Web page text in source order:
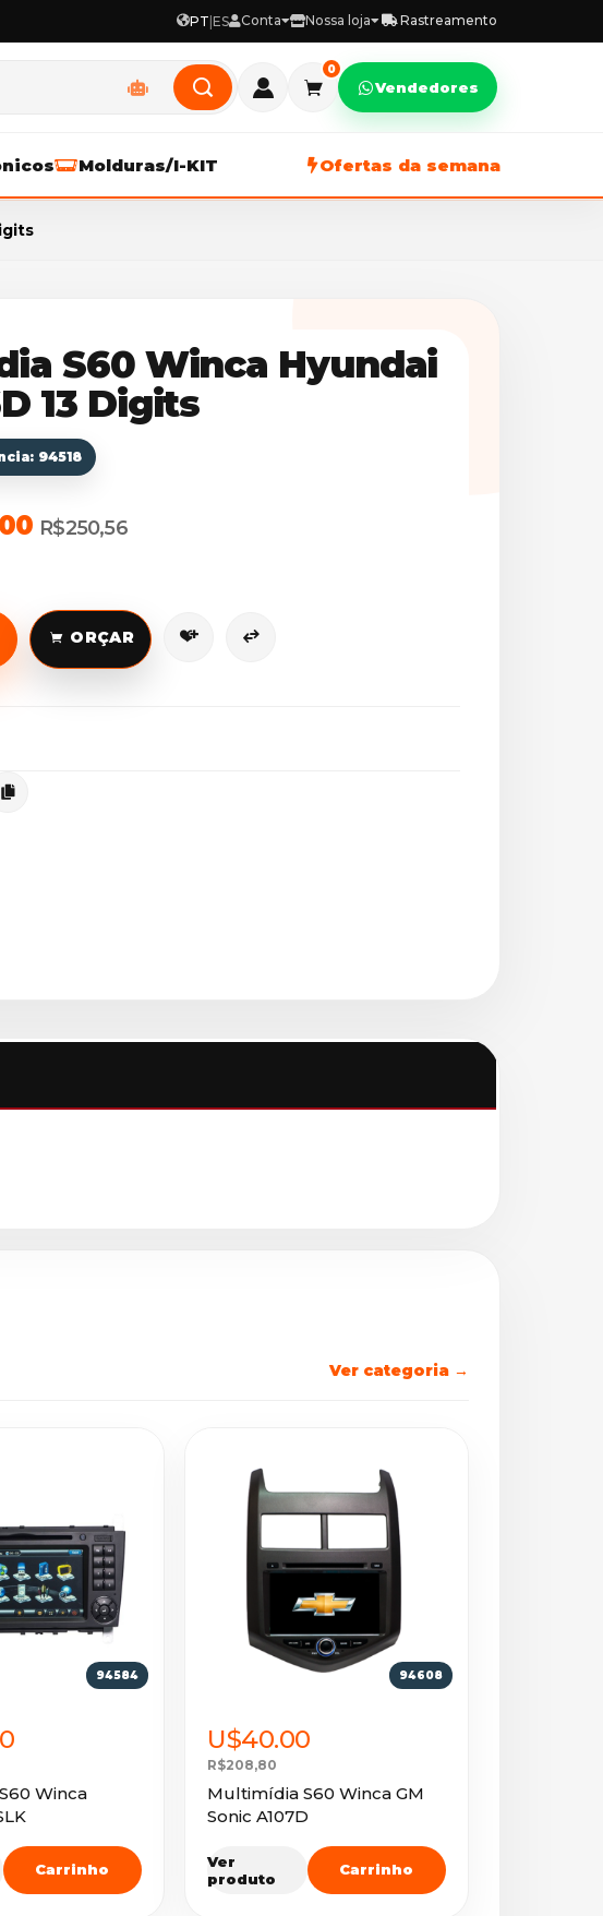
PT|ES Conta Nossa loja Rastreamento
0
Vendedores
Molduras/I-KIT Ofertas da semana
S60 Winca Hyundai
13 Digits
94518
R$250,56
ORÇAR
Ver categoria →
94584
Winca
Carrinho
94608
U$40.00
R$208,80
Multimídia S60 Winca GM
Sonic A107D
Ver
produto
Carrinho